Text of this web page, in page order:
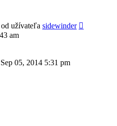
od užívateľa sidewinder
am
05, 2014 5:31 pm